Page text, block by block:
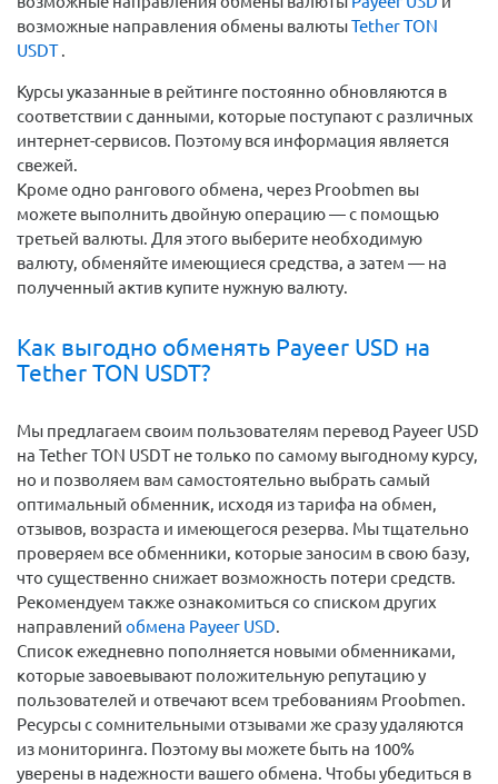
возможные направления обмены валютыTether TON
USDT.
Курсы указанные в рейтинге постоянно обновляются в
соответствии с данными, которые поступают с различных
интернет-сервисов. Поэтому вся информация является
свежей.
Кроме одно рангового обмена, через Proobmen вы
можете выполнить двойную операцию — с помощью
третьей валюты. Для этого выберите необходимую
валюту, обменяйте имеющиеся средства, а затем — на
полученный актив купите нужную валюту.
Как выгодно обменять Payeer USD на
Tether TON USDT?
Мы предлагаем своим пользователям перевод Payeer USD
на Tether TON USDT не только по самому выгодному курсу,
но и позволяем вам самостоятельно выбрать самый
оптимальный обменник, исходя из тарифа на обмен,
отзывов, возраста и имеющегося резерва. Мы тщательно
проверяем все обменники, которые заносим в свою базу,
что существенно снижает возможность потери средств.
Рекомендуем также ознакомиться со списком других
направлений обмена Payeer USD.
Список ежедневно пополняется новыми обменниками,
которые завоевывают положительную репутацию у
пользователей и отвечают всем требованиям Proobmen.
Ресурсы с сомнительными отзывами же сразу удаляются
из мониторинга. Поэтому вы можете быть на 100%
уверены в надежности вашего обмена. Чтобы убедиться в